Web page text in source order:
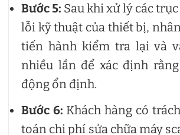
Bước 5: Sau khi xử lý các
lỗi kỹ thuật của thiết bị,
tiến hành kiểm tra lại và
nhiều lần để xác định
động ổn định.
Bước 6: Khách hàng có
toán chi phí sửa chữa máy